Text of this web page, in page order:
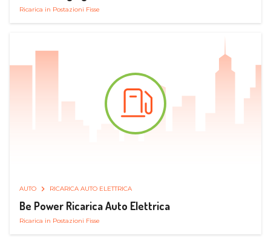
Ricarica in Postazioni Fisse
AUTO RICARICA AUTO ELETTRICA
Be Power Ricarica Auto Elettrica
Ricarica in Postazioni Fisse